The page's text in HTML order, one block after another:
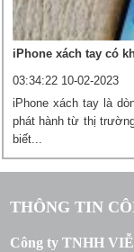
iPhone xách tay có
03:34:22 10-02-2023
iPhone xách tay là
phát hành từ thị
biết...
THÔNG TIN
Công ty TNHH